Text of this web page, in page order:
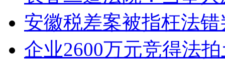
安徽税差案被指枉法
企业2600万元竞得法